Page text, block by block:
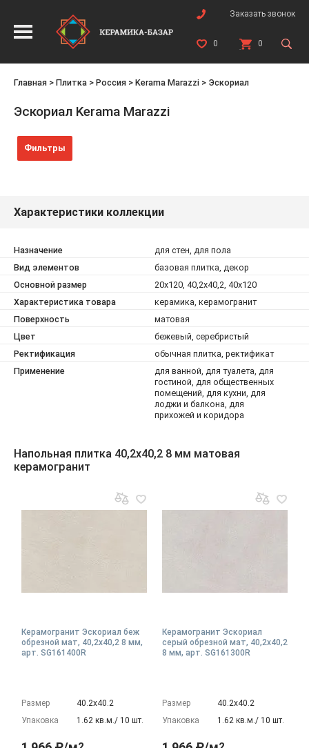
Заказать звонок
0 0
Главная > Плитка > Россия > Kerama Marazzi > Эскориал
Эскориал Kerama Marazzi
Фильтры
Характеристики коллекции
Назначение
для стен, для пола
Вид элементов
базовая плитка, декор
Основной размер
20x120, 40,2x40,2, 40x120
Характеристика товара
керамика, керамогранит
Поверхность
матовая
Цвет
бежевый, серебристый
Ректификация
обычная плитка, ректификат
Применение
для ванной, для туалета, для
гостиной, для общественных
помещений, для кухни, для
лоджи и балкона, для
прихожей и коридора
Напольная плитка 40,2x40,2 8 мм матовая
керамогранит
Керамогранит Эскориал беж
обрезной мат, 40,2x40,2 8 мм,
арт. SG161400R
Размер
40.2х40.2
Упаковка
1.62 кв.м./ 10 шт.
Керамогранит Эскориал
серый обрезной мат, 40,2x40,2
8 мм, арт. SG161300R
Размер
40.2х40.2
Упаковка
1.62 кв.м./ 10 шт.